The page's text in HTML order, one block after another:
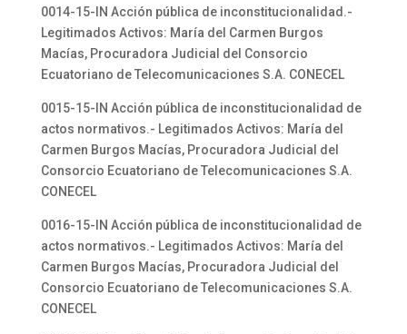
0014-15-IN Acción pública de inconstitucionalidad.-
Legitimados Activos: María del Carmen Burgos
Macías, Procuradora Judicial del Consorcio
Ecuatoriano de Telecomunicaciones S.A. CONECEL
0015-15-IN Acción pública de inconstitucionalidad de
actos normativos.- Legitimados Activos: María del
Carmen Burgos Macías, Procuradora Judicial del
Consorcio Ecuatoriano de Telecomunicaciones S.A.
CONECEL
0016-15-IN Acción pública de inconstitucionalidad de
actos normativos.- Legitimados Activos: María del
Carmen Burgos Macías, Procuradora Judicial del
Consorcio Ecuatoriano de Telecomunicaciones S.A.
CONECEL